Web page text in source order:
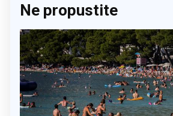
Ne propustite